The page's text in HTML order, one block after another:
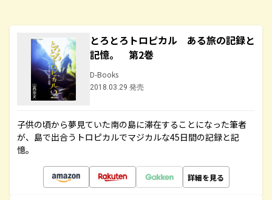
とろとろトロピカル ある旅の記録と
記憶。 第2巻
D-Books
2018.03.29 発売
子供の頃から夢見ていた南の島に滞在することになった筆者
が、島で出合うトロピカルでマジカルな45日間の記録と記
憶。
詳細を見る